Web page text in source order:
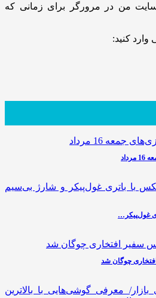
من در مرورگر برای زمانی که
وارد کنید:
چوگان شد